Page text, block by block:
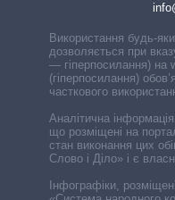
Використання будь-
дозволяється при
— гіперпосилання) на
(гіперпосилання)
часткового
Аналітична інформація
що розміщені на
стан виконання цих
Слово і Діло» і є
Інфографіки,